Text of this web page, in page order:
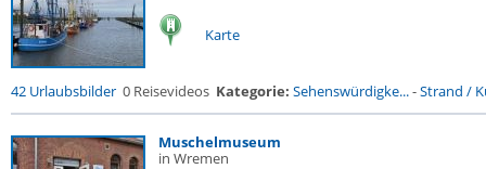
Karte
42 Urlaubsbilder 0 Reisevideos Kategorie: Sehenswürdigke...-Strand /
Muschelmuseum
in Wremen